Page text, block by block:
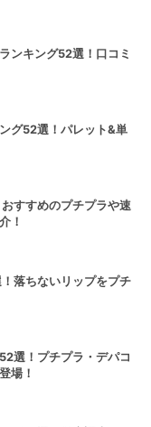
ンキング52選！口コミ
グ52選！パレット&単
すすめのプチプラや速
！
落ちないリップをプチ
選！プチプラ・デパコ
場！